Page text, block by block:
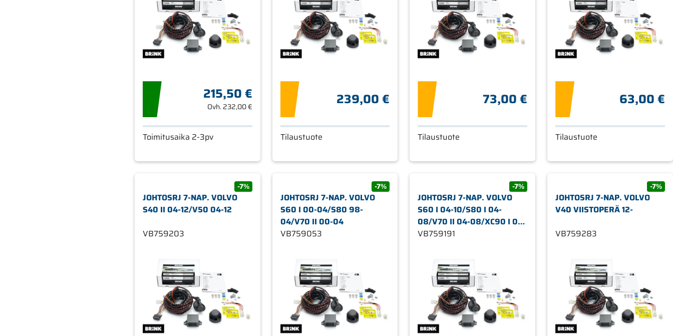
215,50 €
Ovh.232,00 €
Toimitusaika 2-3pv
239,00 €
Tilaustuote
73,00 €
Tilaustuote
63,00 €
Tilaustuote
-7%
JOHTOSRJ 7-NAP. VOLVO
S40 II 04-12/V50 04-12
VB759203
-7%
JOHTOSRJ 7-NAP. VOLVO
S60 I 00-04/S80 98-
04/V70 II 00-04
VB759053
-7%
JOHTOSRJ 7-NAP. VOLVO
S60 I 04-10/S80 I 04-
08/V70 II 04-08/XC90 I 04-
14
VB759191
-7%
JOHTOSRJ 7-NAP. VOLVO
V40 VIISTOPERÄ 12-
VB759283